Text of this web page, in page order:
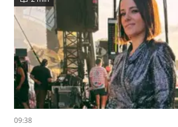
09:38